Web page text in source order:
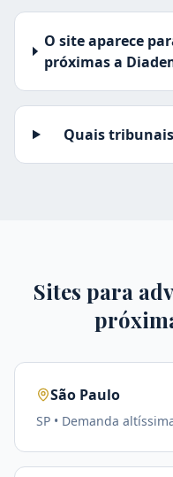
O site aparece
próximas a
Quais
Sites para
São Paulo
SP • Demanda